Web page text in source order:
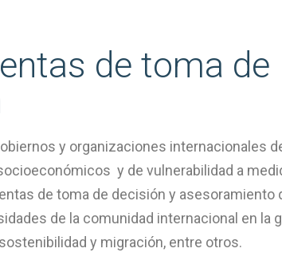
de toma de
y organizaciones internacionales
y de vulnerabilidad a
de toma de decisión y asesoramiento
de la comunidad internacional en la
y migración, entre otros.